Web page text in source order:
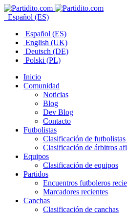
Español (ES)
Español (ES)
English (UK)
Deutsch (DE)
Polski (PL)
Inicio
Comunidad
Noticias
Blog
Dev Blog
Contacto
Futbolistas
Clasificación de
Clasificación de árbitros
Equipos
Clasificación de equipos
Partidos
Encuentros futboleros
Marcadores recientes
Canchas
Clasificación de canchas